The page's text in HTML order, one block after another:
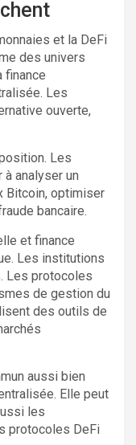
et la DeFi
des univers
finance
Les
ouverte,
Les
analyser un
Bitcoin, optimiser
bancaire.
et finance
Les institutions
Les protocoles
de gestion du
des outils de
aussi bien
Elle peut
les
protocoles DeFi